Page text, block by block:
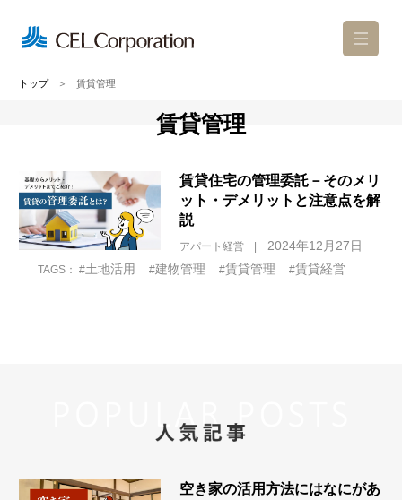
お問い合わせ
ショールーム来場予約
Feel Type
外観デザイン- My Style vintage
トップ ＞ 賃貸管理
賃貸管理
賃貸住宅の管理委託－そのメリ
ット・デメリットと注意点を解
説
アパート経営 2024年12月27日
TAGS： #土地活用 #建物管理 #賃貸管理 #賃貸経営
空き家の活用方法にはなにがあ